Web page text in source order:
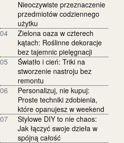
Nieoczywiste przeznaczenie
przedmiotów codziennego
użytku
04
Zielona oaza w czterech
kątach: Roślinne dekoracje
bez tajemnic pielęgnacji
05
Światło i cień: Triki na
stworzenie nastroju bez
remontu
06
Personalizuj, nie kupuj:
Proste techniki zdobienia,
które opanujesz w weekend
07
Stylowe DIY to nie chaos:
Jak łączyć swoje dzieła w
spójną całość